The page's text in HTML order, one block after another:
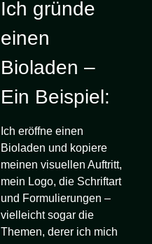
Ich gründe
einen
Bioladen –
Ein Beispiel:
Ich eröffne einen
Bioladen und kopiere
meinen visuellen Auftritt,
mein Logo, die Schriftart
und Formulierungen –
vielleicht sogar die
Themen, derer ich mich